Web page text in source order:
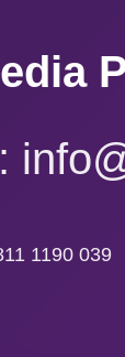
1190 039